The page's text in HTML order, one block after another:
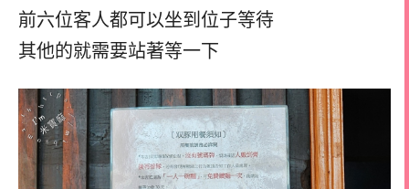
前六位客人都可以坐到位子等待
其他的就需要站著等一下